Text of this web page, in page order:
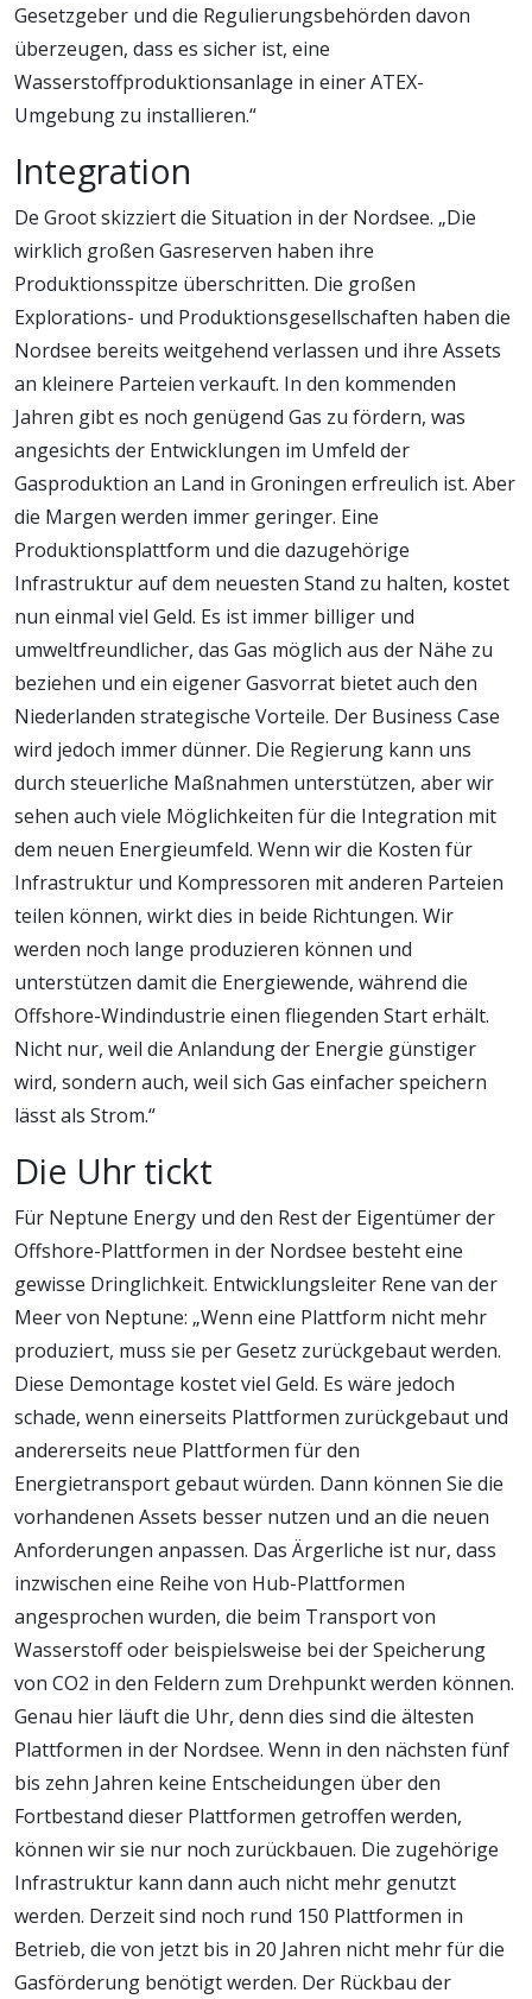
Gesetzgeber und die Regulierungsbehörden davon
überzeugen, dass es sicher ist, eine
Wasserstoffproduktionsanlage in einer ATEX-
Umgebung zu installieren.“
Integration
De Groot skizziert die Situation in der Nordsee. „Die
wirklich großen Gasreserven haben ihre
Produktionsspitze überschritten. Die großen
Explorations- und Produktionsgesellschaften haben die
Nordsee bereits weitgehend verlassen und ihre Assets
an kleinere Parteien verkauft. In den kommenden
Jahren gibt es noch genügend Gas zu fördern, was
angesichts der Entwicklungen im Umfeld der
Gasproduktion an Land in Groningen erfreulich ist. Aber
die Margen werden immer geringer. Eine
Produktionsplattform und die dazugehörige
Infrastruktur auf dem neuesten Stand zu halten, kostet
nun einmal viel Geld. Es ist immer billiger und
umweltfreundlicher, das Gas möglich aus der Nähe zu
beziehen und ein eigener Gasvorrat bietet auch den
Niederlanden strategische Vorteile. Der Business Case
wird jedoch immer dünner. Die Regierung kann uns
durch steuerliche Maßnahmen unterstützen, aber wir
sehen auch viele Möglichkeiten für die Integration mit
dem neuen Energieumfeld. Wenn wir die Kosten für
Infrastruktur und Kompressoren mit anderen Parteien
teilen können, wirkt dies in beide Richtungen. Wir
werden noch lange produzieren können und
unterstützen damit die Energiewende, während die
Offshore-Windindustrie einen fliegenden Start erhält.
Nicht nur, weil die Anlandung der Energie günstiger
wird, sondern auch, weil sich Gas einfacher speichern
lässt als Strom.“
Die Uhr tickt
Für Neptune Energy und den Rest der Eigentümer der
Offshore-Plattformen in der Nordsee besteht eine
gewisse Dringlichkeit. Entwicklungsleiter Rene van der
Meer von Neptune: „Wenn eine Plattform nicht mehr
produziert, muss sie per Gesetz zurückgebaut werden.
Diese Demontage kostet viel Geld. Es wäre jedoch
schade, wenn einerseits Plattformen zurückgebaut und
andererseits neue Plattformen für den
Energietransport gebaut würden. Dann können Sie die
vorhandenen Assets besser nutzen und an die neuen
Anforderungen anpassen. Das Ärgerliche ist nur, dass
inzwischen eine Reihe von Hub-Plattformen
angesprochen wurden, die beim Transport von
Wasserstoff oder beispielsweise bei der Speicherung
von CO2 in den Feldern zum Drehpunkt werden können.
Genau hier läuft die Uhr, denn dies sind die ältesten
Plattformen in der Nordsee. Wenn in den nächsten fünf
bis zehn Jahren keine Entscheidungen über den
Fortbestand dieser Plattformen getroffen werden,
können wir sie nur noch zurückbauen. Die zugehörige
Infrastruktur kann dann auch nicht mehr genutzt
werden. Derzeit sind noch rund 150 Plattformen in
Betrieb, die von jetzt bis in 20 Jahren nicht mehr für die
Gasförderung benötigt werden. Der Rückbau der